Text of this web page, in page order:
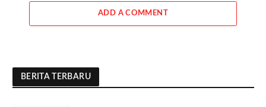
ADD A COMMENT
BERITA TERBARU